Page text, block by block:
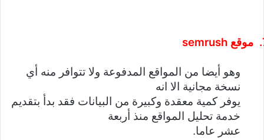
موقع semrush
وهو أيضا من المواقع المدفوعة ولا تتوافر منه أي
نسخة مجانية الا انه
يوفر كمية معقدة وكبيرة من البيانات فقد بدأ بتقديم
خدمة تحليل المواقع منذ أربعة
عشر عاما.